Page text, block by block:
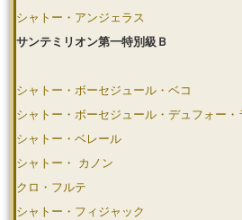
シャトー・アンジェラス
サンテミリオン第一特別級Ｂ
シャトー・ボーセジュール・ベコ
シャトー・ボーセジュール・デュフォー・
シャトー・ベレール
シャトー・ カノン
クロ・フルテ
シャトー・フィジャック